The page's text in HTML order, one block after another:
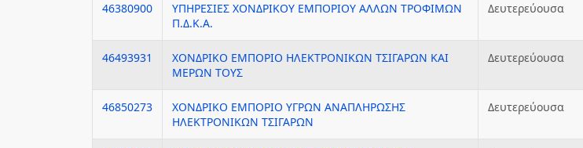
46380900
ΥΠΗΡΕΣΙΕΣ ΧΟΝΔΡΙΚΟΥ ΕΜΠΟΡΙΟΥ ΑΛΛΩΝ ΤΡΟΦΙΜΩΝ
Π.Δ.Κ.Α.
Δευτερεύουσα
46493931
ΧΟΝΔΡΙΚΟ ΕΜΠΟΡΙΟ ΗΛΕΚΤΡΟΝΙΚΩΝ ΤΣΙΓΑΡΩΝ ΚΑΙ
ΜΕΡΩΝ ΤΟΥΣ
Δευτερεύουσα
46850273
ΧΟΝΔΡΙΚΟ ΕΜΠΟΡΙΟ ΥΓΡΩΝ ΑΝΑΠΛΗΡΩΣΗΣ
ΗΛΕΚΤΡΟΝΙΚΩΝ ΤΣΙΓΑΡΩΝ
Δευτερεύουσα